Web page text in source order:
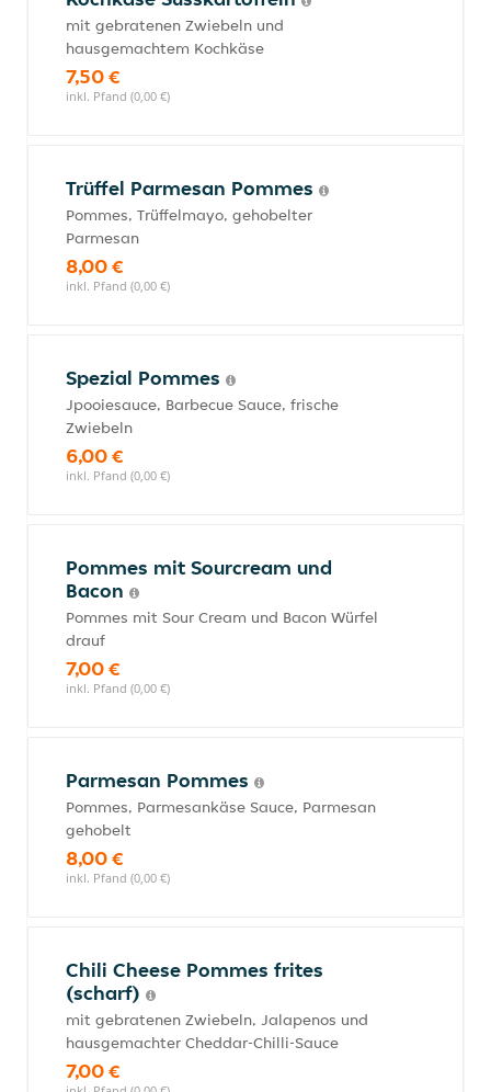
mit gebratenen Zwiebeln und
hausgemachtem Kochkäse
7,50 €
inkl. Pfand (0,00 €)
Trüffel Parmesan Pommes
Pommes, Trüffelmayo, gehobelter
Parmesan
8,00 €
inkl. Pfand (0,00 €)
Spezial Pommes
Jpooiesauce, Barbecue Sauce, frische
Zwiebeln
6,00 €
inkl. Pfand (0,00 €)
Pommes mit Sourcream und
Bacon
Pommes mit Sour Cream und Bacon Würfel
drauf
7,00 €
inkl. Pfand (0,00 €)
Parmesan Pommes
Pommes, Parmesankäse Sauce, Parmesan
gehobelt
8,00 €
inkl. Pfand (0,00 €)
Chili Cheese Pommes frites
(scharf)
mit gebratenen Zwiebeln, Jalapenos und
hausgemachter Cheddar-Chilli-Sauce
7,00 €